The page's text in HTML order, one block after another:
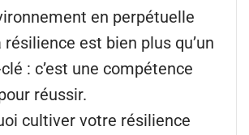
en perpétuelle
est bien plus qu’un
: c’est une compétence
réussir.
cultiver votre résilience